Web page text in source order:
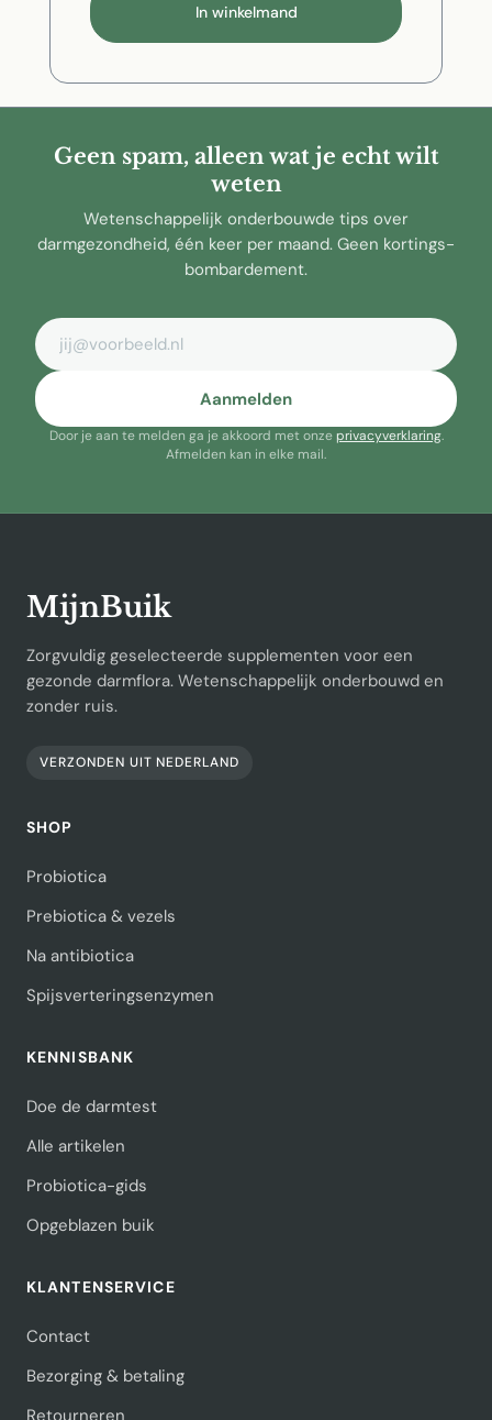
In winkelmand
Geen spam, alleen wat je echt wilt
weten
Wetenschappelijk onderbouwde tips over
darmgezondheid, één keer per maand. Geen kortings-
bombardement.
E-mailadres
Aanmelden
Door je aan te melden ga je akkoord met onzeprivacyverklaring.
Afmelden kan in elke mail.
MijnBuik
Zorgvuldig geselecteerde supplementen voor een
gezonde darmflora. Wetenschappelijk onderbouwd en
zonder ruis.
VERZONDEN UIT NEDERLAND
SHOP
Probiotica
Prebiotica & vezels
Na antibiotica
Spijsverteringsenzymen
KENNISBANK
Doe de darmtest
Alle artikelen
Probiotica-gids
Opgeblazen buik
KLANTENSERVICE
Contact
Bezorging & betaling
Retourneren